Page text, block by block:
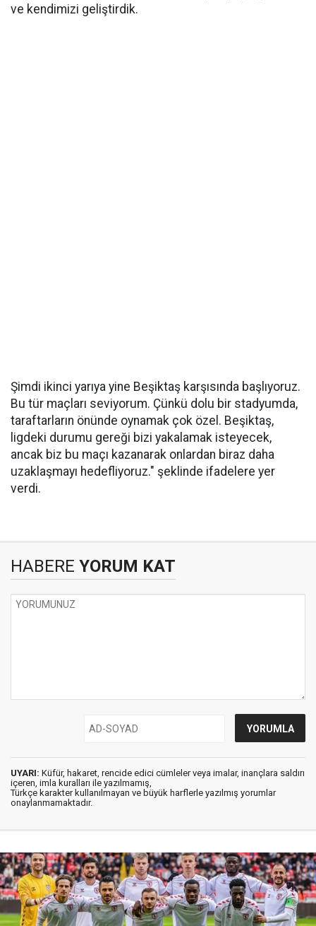
ve kendimizi geliştirdik.
Şimdi ikinci yarıya yine Beşiktaş karşısında başlıyoruz.
Bu tür maçları seviyorum. Çünkü dolu bir stadyumda,
taraftarların önünde oynamak çok özel. Beşiktaş,
ligdeki durumu gereği bizi yakalamak isteyecek,
ancak biz bu maçı kazanarak onlardan biraz daha
uzaklaşmayı hedefliyoruz." şeklinde ifadelere yer
verdi.
HABERE YORUM KAT
UYARI: Küfür, hakaret, rencide edici cümleler veya imalar, inançlara saldırı
içeren, imla kuralları ile yazılmamış,
Türkçe karakter kullanılmayan ve büyük harflerle yazılmış yorumlar
onaylanmamaktadır.